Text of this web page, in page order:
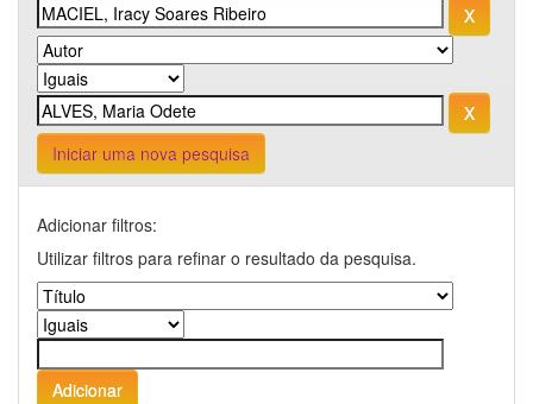
Iniciar uma nova pesquisa
Adicionar filtros:
Utilizar filtros para refinar o resultado da pesquisa.